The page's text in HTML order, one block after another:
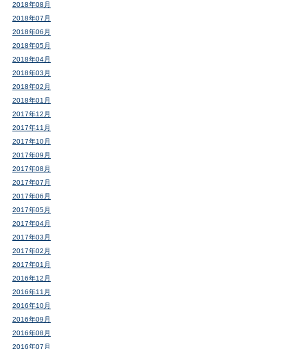
2018年08月
2018年07月
2018年06月
2018年05月
2018年04月
2018年03月
2018年02月
2018年01月
2017年12月
2017年11月
2017年10月
2017年09月
2017年08月
2017年07月
2017年06月
2017年05月
2017年04月
2017年03月
2017年02月
2017年01月
2016年12月
2016年11月
2016年10月
2016年09月
2016年08月
2016年07月